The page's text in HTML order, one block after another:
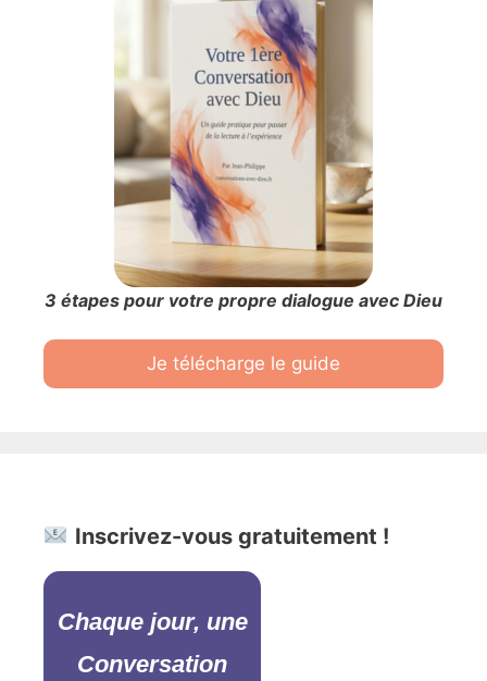
3 étapes pour votre propre dialogue avec Dieu
Je télécharge le guide
Inscrivez-vous gratuitement !
Chaque jour, une
Conversation